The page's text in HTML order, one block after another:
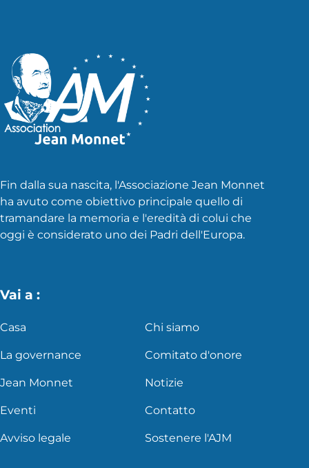
Fin dalla sua nascita, l'Associazione Jean Monnet
ha avuto come obiettivo principale quello di
tramandare la memoria e l'eredità di colui che
oggi è considerato uno dei Padri dell'Europa.
Vai a :
Casa Chi siamo
La governance Comitato d'onore
Jean Monnet Notizie
Eventi Contatto
Avviso legale Sostenere l'AJM